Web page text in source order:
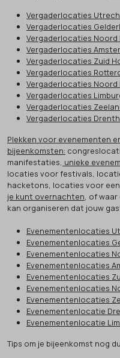
Vergaderlocaties
Vergaderlocaties
Vergaderlocaties Noord
Vergaderlocaties
Vergaderlocaties Zuid
Vergaderlocaties
Vergaderlocaties Noord
Vergaderlocaties
Vergaderlocaties
Vergaderlocaties
Plekken voor evenementen
bijeenkomsten:
manifestaties, unieke
locaties voor festivals,
hacketons, locaties voor
je kunt overnachten, of
kan organiseren dat jouw
Evenementenlocaties
Evenementenlocaties
Evenementenlocaties
Evenementenlocaties
Evenementenlocaties
Evenementenlocaties
Evenementenlocaties
Evenementenlocatie
Evenementenlocatie
Tips om je bijeenkomst nog